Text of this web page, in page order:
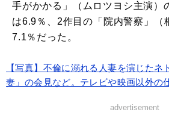
手がかかる」（ムロツヨシ主演）
は6.9％、2作目の「院内警察」（
7.1％だった。
【写真】不倫に溺れる人妻を演じたネ
妻」の会見など。テレビや映画以外の
advertisement